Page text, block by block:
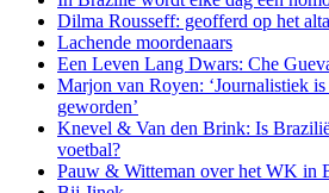
Dilma Rousseff: geofferd op het
Lachende moordenaars
Een Leven Lang Dwars: Che
Marjon van Royen: ‘Journalistiek
geworden’
Knevel & Van den Brink: Is
voetbal?
Pauw & Witteman over het WK in